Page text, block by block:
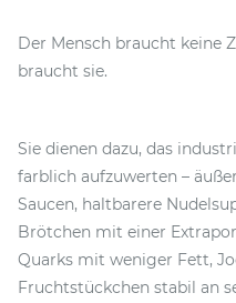
Der Mensch braucht keine
braucht sie.
Sie dienen dazu, das
farblich aufzuwerten –
Saucen, haltbarere
Brötchen mit einer
Quarks mit weniger Fett,
Fruchtstückchen stabil an